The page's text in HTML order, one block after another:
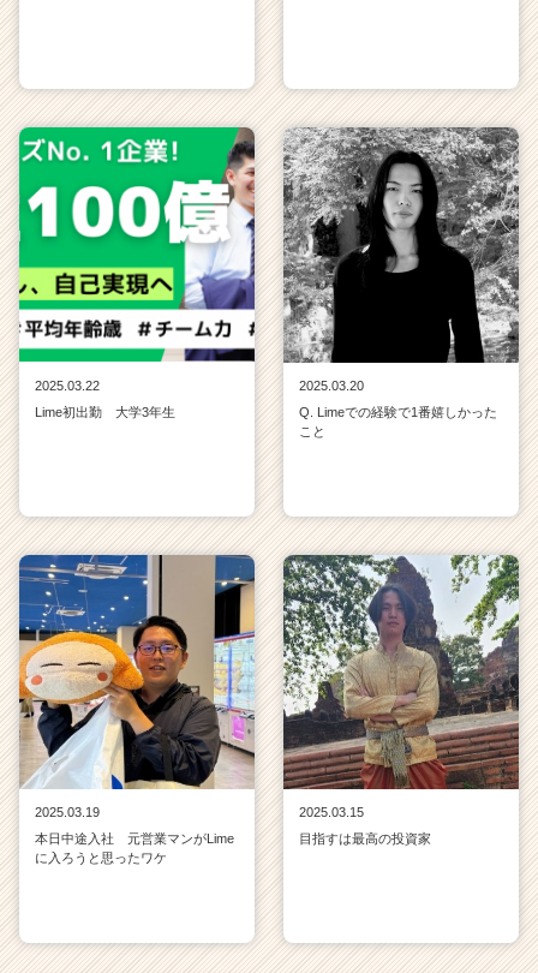
2025.03.22
Lime初出勤 大学3年生
2025.03.20
Q. Limeでの経験で1番嬉しかった
こと
2025.03.19
本日中途入社 元営業マンがLime
に入ろうと思ったワケ
2025.03.15
目指すは最高の投資家